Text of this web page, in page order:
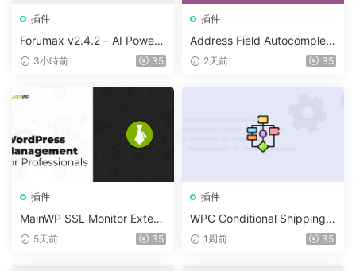
插件
Forumax v2.4.2 – AI Powere
d Advanced Community For
3小時前 35
插件
Address Field Autocomplete
For WooCommerce v1.3.2
2天前 35
插件
MainWP SSL Monitor Extens
ion v5.2
5天前 35
插件
WPC Conditional Shipping &
Payments (Premium) v1.0.2
1周前 35